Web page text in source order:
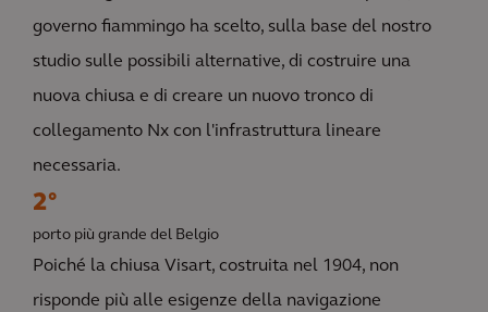
governo fiammingo ha scelto, sulla base del nostro
studio sulle possibili alternative, di costruire una
nuova chiusa e di creare un nuovo tronco di
collegamento Nx con l'infrastruttura lineare
necessaria.
2°
porto più grande del Belgio
Poiché la chiusa Visart, costruita nel 1904, non
risponde più alle esigenze della navigazione